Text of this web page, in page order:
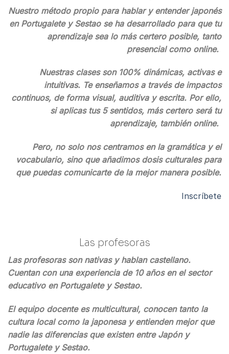
Nuestro método propio para hablar y entender japonés
en Portugalete y Sestao se ha desarrollado para que tu
aprendizaje sea lo más certero posible, tanto
presencial como online.
Nuestras clases son 100% dinámicas, activas e
intuitivas. Te enseñamos a través de impactos
continuos, de forma visual, auditiva y escrita. Por ello,
si aplicas tus 5 sentidos, más certero será tu
aprendizaje, también online.
Pero, no solo nos centramos en la gramática y el
vocabulario, sino que añadimos dosis culturales para
que puedas comunicarte de la mejor manera posible.
Inscríbete
Las profesoras
Las profesoras son nativas y hablan castellano.
Cuentan con una experiencia de 10 años en el sector
educativo en Portugalete y Sestao.
El equipo docente es multicultural, conocen tanto la
cultura local como la japonesa y entienden mejor que
nadie las diferencias que existen entre Japón y
Portugalete y Sestao.